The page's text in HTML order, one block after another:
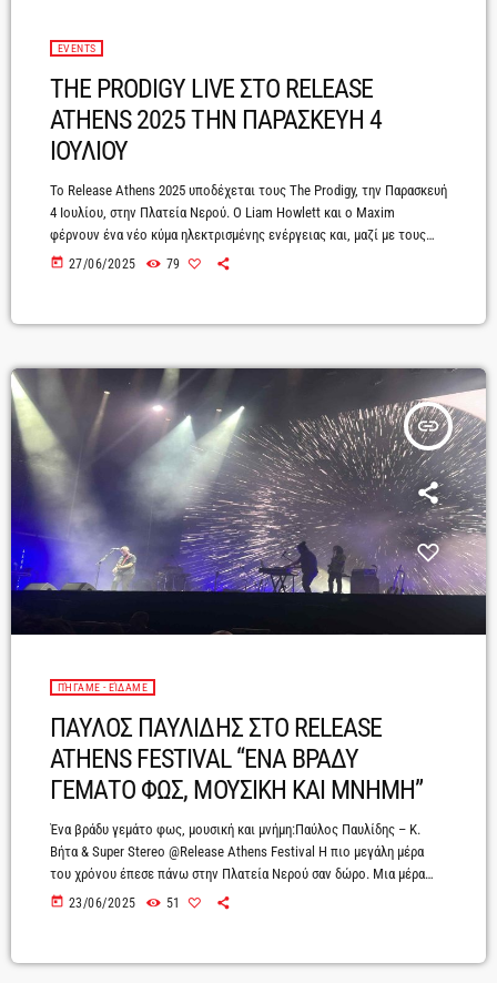
EVENTS
THE PRODIGY LIVE ΣΤΟ RELEASE
ATHENS 2025 ΤΗΝ ΠΑΡΑΣΚΕΥΗ 4
ΙΟΥΛΙΟΥ
Το Release Athens 2025 υποδέχεται τους The Prodigy, την Παρασκευή
4 Ιουλίου, στην Πλατεία Νερού. Ο Liam Howlett και ο Maxim
φέρνουν ένα νέο κύμα ηλεκτρισμένης ενέργειας και, μαζί με τους
Leo Crabtree (drums) και Rob Holliday (κιθάρα), θα μας υπενθυμίσουν
guests, οι drum ‘n’ bass πρωτοπόροι Pendulum αλλά […]
today 27/06/2025 79
insert_link
ΠΉΓΑΜΕ - ΕΊΔΑΜΕ
ΠΑΥΛΟΣ ΠΑΥΛΙΔΗΣ ΣΤΟ RELEASE
ATHENS FESTIVAL “ΕΝΑ ΒΡΑΔΥ
ΓΕΜΑΤΟ ΦΩΣ, ΜΟΥΣΙΚΗ ΚΑΙ ΜΝΗΜΗ”
Ένα βράδυ γεμάτο φως, μουσική και μνήμη:Παύλος Παυλίδης – Κ.
Βήτα & Super Stereo @Release Athens Festival Η πιο μεγάλη μέρα
του χρόνου έπεσε πάνω στην Πλατεία Νερού σαν δώρο. Μια μέρα
αφιερωμένη στη μουσική, στον ήχο, στη συνάντηση. Και κάπως έτσι,
έγινε μυσταγωγία.Ο κόσμος είχε γεμίσει τον […]
today 23/06/2025 51